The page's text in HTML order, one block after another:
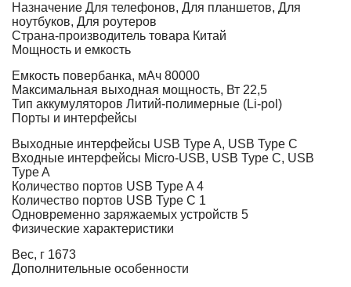
Назначение Для телефонов, Для планшетов, Для
ноутбуков, Для роутеров
Страна-производитель товара Китай
Мощность и емкость
Емкость повербанка, мАч 80000
Максимальная выходная мощность, Вт 22,5
Тип аккумуляторов Литий-полимерные (Li-pol)
Порты и интерфейсы
Выходные интерфейсы USB Type A, USB Type C
Входные интерфейсы Micro-USB, USB Type C, USB
Type A
Количество портов USB Type A 4
Количество портов USB Type С 1
Одновременно заряжаемых устройств 5
Физические характеристики
Вес, г 1673
Дополнительные особенности